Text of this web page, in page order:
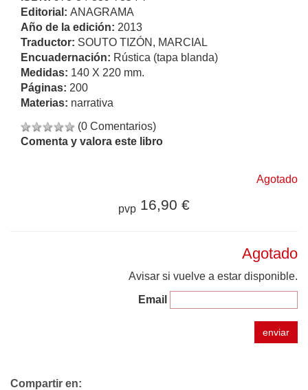
Editorial: ANAGRAMA
Año de la edición: 2013
Traductor: SOUTO TIZÓN, MARCIAL
Encuadernación: Rústica (tapa blanda)
Medidas: 140 X 220 mm.
Páginas: 200
Materias: narrativa
(0 Comentarios)
Comenta y valora este libro
Agotado
pvp 16,90 €
Agotado
Avisar si vuelve a estar disponible.
Email
enviar
Compartir en: